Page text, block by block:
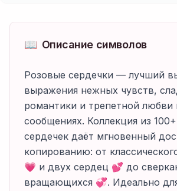
📖 Описание символов
Розовые сердечки — лучший
выражения нежных чувств,
романтики и трепетной
сообщениях. Коллекция из
сердечек даёт мгновенный
копированию: от
💗 и двух сердец 💕 до
вращающихся 💞. Идеально